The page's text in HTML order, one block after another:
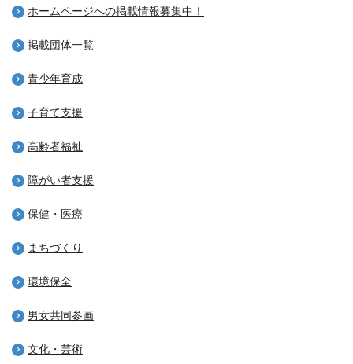
ホームページへの掲載情報募集中！
掲載団体一覧
青少年育成
子育て支援
高齢者福祉
障がい者支援
保健・医療
まちづくり
環境保全
男女共同参画
文化・芸術